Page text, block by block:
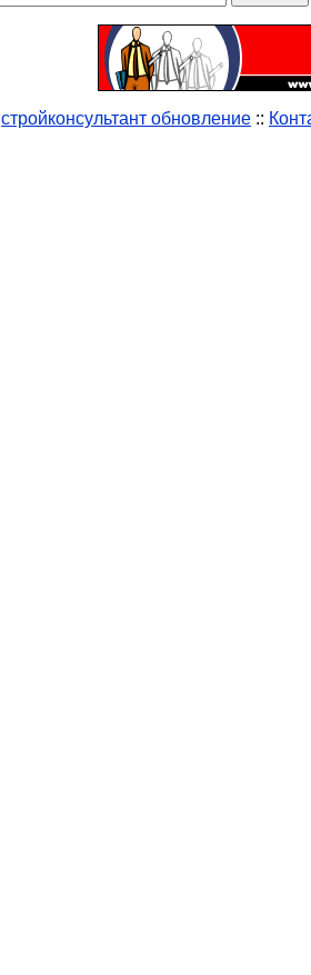
стройконсультант обновление ::